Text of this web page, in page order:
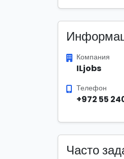
Компания
ILjobs
Телефон
+972 55
Часто